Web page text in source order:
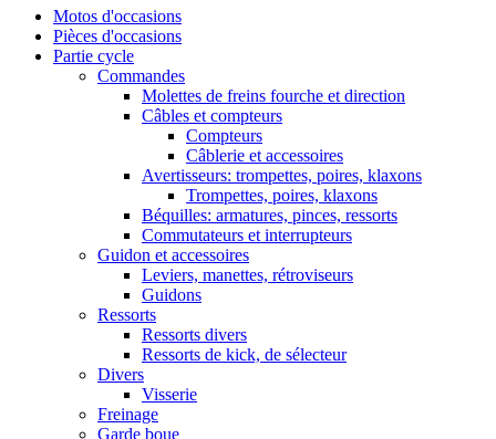
Motos d'occasions
Pièces d'occasions
Partie cycle
Commandes
Molettes de freins fourche et direction
Câbles et compteurs
Compteurs
Câblerie et accessoires
Avertisseurs: trompettes, poires, klaxons
Trompettes, poires, klaxons
Béquilles: armatures, pinces, ressorts
Commutateurs et interrupteurs
Guidon et accessoires
Leviers, manettes, rétroviseurs
Guidons
Ressorts
Ressorts divers
Ressorts de kick, de sélecteur
Divers
Visserie
Freinage
Garde boue